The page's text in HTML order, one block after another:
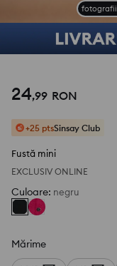
fotografii
24,99 RON
+25 ptsSinsay Club
Fustă mini
EXCLUSIV ONLINE
Culoare: negru
Mărime